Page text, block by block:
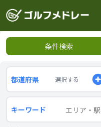
条件検索
都道府県 選択する
キーワード